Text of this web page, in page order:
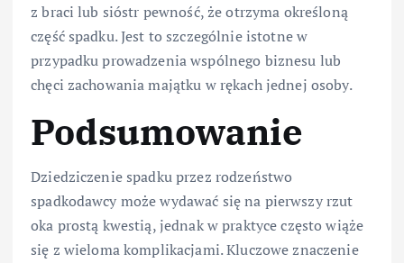
z braci lub sióstr pewność, że otrzyma określoną
część spadku. Jest to szczególnie istotne w
przypadku prowadzenia wspólnego biznesu lub
chęci zachowania majątku w rękach jednej osoby.
Podsumowanie
Dziedziczenie spadku przez rodzeństwo
spadkodawcy może wydawać się na pierwszy rzut
oka prostą kwestią, jednak w praktyce często wiąże
się z wieloma komplikacjami. Kluczowe znaczenie